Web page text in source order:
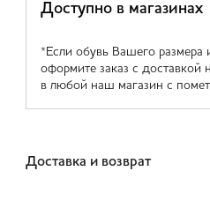
Доступно в магазинах
*Если обувь Вашего размера
оформите заказ с
в любой наш магазин с
Доставка и возврат